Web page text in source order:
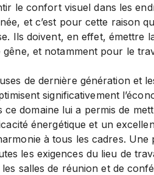
le confort visuel dans les
et c’est pour cette raison
Ils doivent, en effet, émettre
et notamment pour le
de dernière génération et
significativement
ce domaine lui a permis de
énergétique et un
à tous les cadres.
les exigences du lieu de
salles de réunion et de